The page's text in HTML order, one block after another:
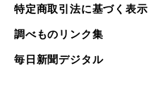
特定商取引法に基づく表示
調べものリンク集
毎日新聞デジタル